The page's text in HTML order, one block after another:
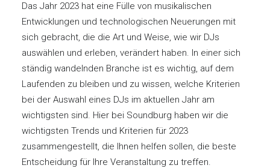
Das Jahr 2023 hat eine Fülle von musikalischen
Entwicklungen und technologischen Neuerungen mit
sich gebracht, die die Art und Weise, wie wir DJs
auswählen und erleben, verändert haben. In einer sich
ständig wandelnden Branche ist es wichtig, auf dem
Laufenden zu bleiben und zu wissen, welche Kriterien
bei der Auswahl eines DJs im aktuellen Jahr am
wichtigsten sind. Hier bei Soundburg haben wir die
wichtigsten Trends und Kriterien für 2023
zusammengestellt, die Ihnen helfen sollen, die beste
Entscheidung für Ihre Veranstaltung zu treffen.